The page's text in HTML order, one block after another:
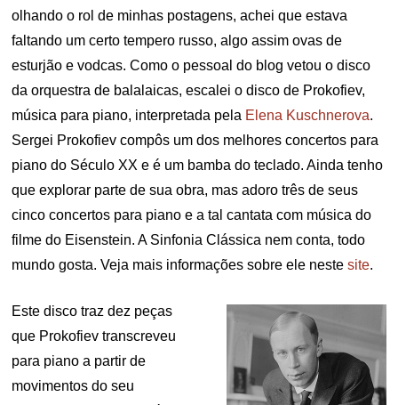
olhando o rol de minhas postagens, achei que estava
faltando um certo tempero russo, algo assim ovas de
esturjão e vodcas. Como o pessoal do blog vetou o disco
da orquestra de balalaicas, escalei o disco de Prokofiev,
música para piano, interpretada pela Elena Kuschnerova.
Sergei Prokofiev compôs um dos melhores concertos para
piano do Século XX e é um bamba do teclado. Ainda tenho
que explorar parte de sua obra, mas adoro três de seus
cinco concertos para piano e a tal cantata com música do
filme do Eisenstein. A Sinfonia Clássica nem conta, todo
mundo gosta. Veja mais informações sobre ele nestesite.
Este disco traz dez peças
que Prokofiev transcreveu
para piano a partir de
movimentos do seu